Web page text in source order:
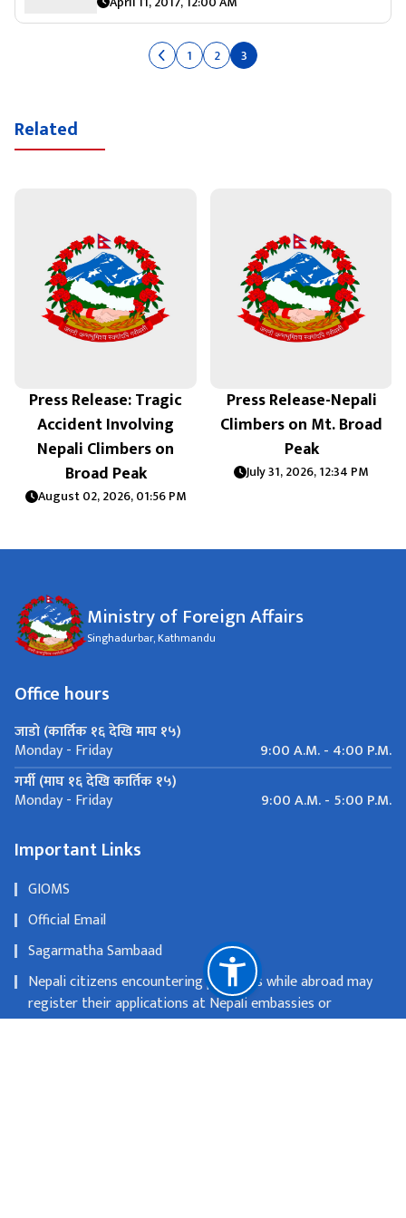
1 2 3
Related
Press Release: Tragic
Accident Involving
Nepali Climbers on
Broad Peak
August 02, 2026, 01:56 PM
Press Release-Nepali
Climbers on Mt. Broad
Peak
July 31, 2026, 12:34 PM
Ministry of Foreign Affairs
Singhadurbar, Kathmandu
Office hours
जाडो (कार्तिक १६ देखि माघ १५)
Monday - Friday
9:00 A.M. - 4:00 P.M.
गर्मी (माघ १६ देखि कार्तिक १५)
Monday - Friday 9:00 A.M. - 5:00 P.M.
Important Links
GIOMS
Official Email
Sagarmatha Sambaad
Nepali citizens encountering problems while abroad may
register their applications at Nepali embassies or
consulates